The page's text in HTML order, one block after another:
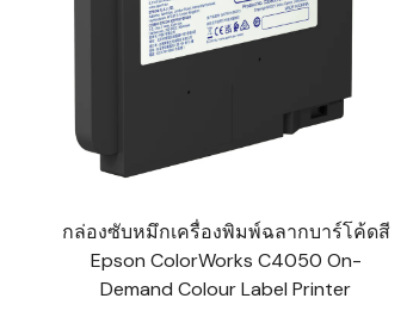
กล่องซับหมึกเครื่องพิมพ์ฉลากบาร์โค้ดสี
Epson ColorWorks C4050 On-
Demand Colour Label Printer